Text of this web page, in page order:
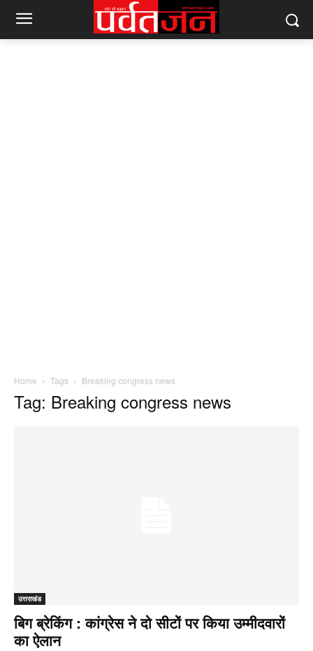
Home Tags Breaking congress news
Tag: Breaking congress news
उत्तराखंड
बिग ब्रेकिंग : कांग्रेस ने दो सीटों पर किया उम्मीदवारों
का ऐलान